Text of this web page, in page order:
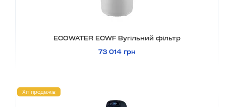
ECOWATER ECWF Вугільний фільтр
73 014 грн
Хіт продажів